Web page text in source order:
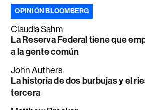
OPINIÓN BLOOMBERG
Claudia Sahm
La Reserva Federal tiene que
a la gente común
John Authers
La historia de dos burbujas y el
tercera